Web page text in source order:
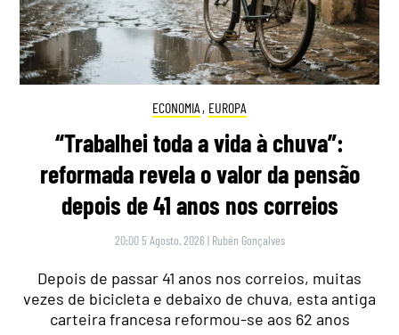
ECONOMIA , EUROPA
“Trabalhei toda a vida à chuva”:
reformada revela o valor da pensão
depois de 41 anos nos correios
20:00 5 Agosto, 2026 | Rubén Gonçalves
Depois de passar 41 anos nos correios, muitas
vezes de bicicleta e debaixo de chuva, esta antiga
carteira francesa reformou-se aos 62 anos